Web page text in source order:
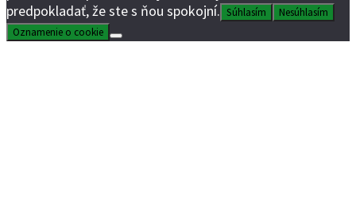
predpokladať, že ste s ňou spokojní. Súhlasím
Nesúhlasím
Oznamenie o cookie